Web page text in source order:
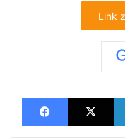
Link
FacebookX